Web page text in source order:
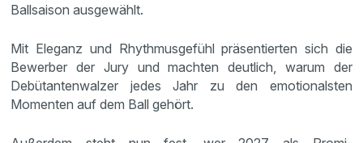
Ballsaison ausgewählt.
Mit Eleganz und Rhythmusgefühl präsentierten sich die
Bewerber der Jury und machten deutlich, warum der
Debütantenwalzer jedes Jahr zu den emotionalsten
Momenten auf dem Ball gehört.